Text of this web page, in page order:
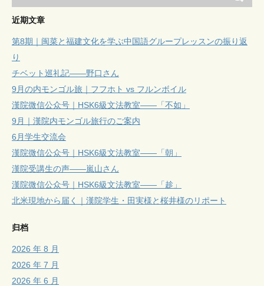
近期文章
第8期｜闽菜と福建文化を学ぶ中国語グループレッスンの振り返
り
チベット巡礼記——野口さん
9月の内モンゴル旅｜フフホト vs フルンボイル
漢院微信公众号｜HSK6級文法教室——「不如」
9月｜漢院内モンゴル旅行のご案内
6月学生交流会
漢院微信公众号｜HSK6級文法教室——「朝」
漢院受講生の声——嵐山さん
漢院微信公众号｜HSK6級文法教室——「趁」
北米現地から届く｜漢院学生・田実様と桜井様のリポート
归档
2026 年 8 月
2026 年 7 月
2026 年 6 月